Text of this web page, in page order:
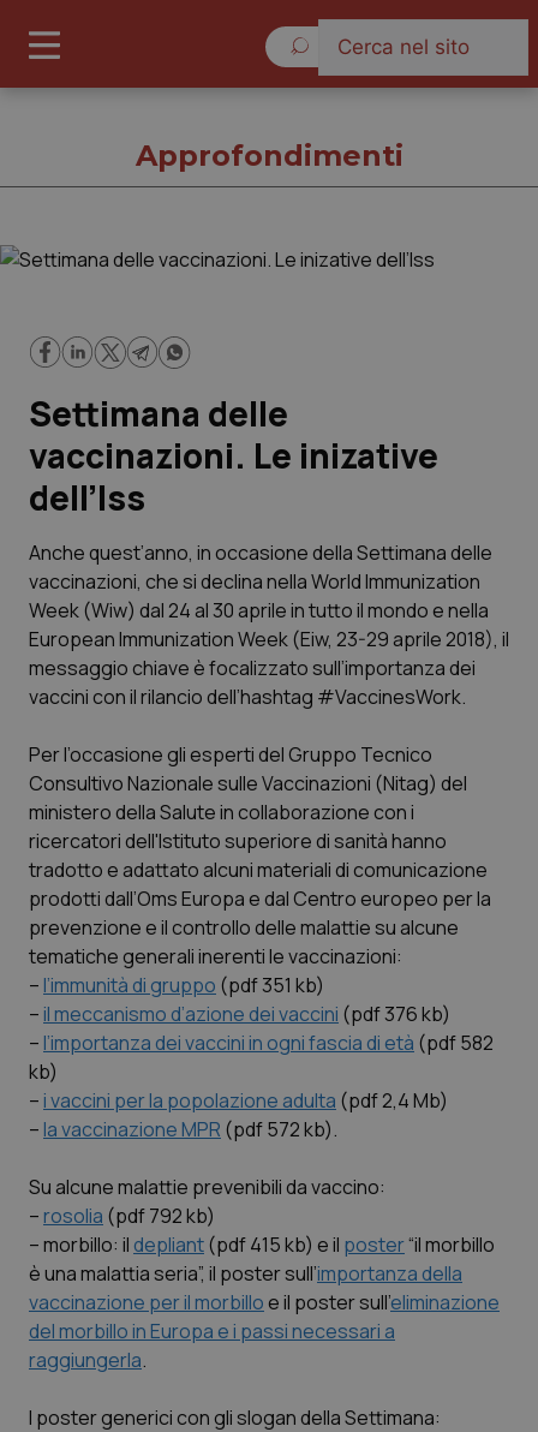
Cronache
Governo e Parlamento
Regioni e Asl
Scienza e Farmaci
Studi e Analisi
Edizioni Regionali
QS Pro
Professionisti Sanitari.AI
Abruzzo
Basilicata
Calabria
Emilia-Romagna
Friuli Venezia Giulia
Lazio
Liguria
QS Pro Gold
Artrite & artrosi
Asma & BPCO
Colesterolo & coronaropatie
Dermatite Atopica
Diabete & glucometri
Disturbi dell’umore
QS Club Newsletter
Approfondimenti
Settimana delle
vaccinazioni. Le inizative
dell’Iss
Anche quest’anno, in occasione della Settimana delle
vaccinazioni, che si declina nella World Immunization
Week (Wiw) dal 24 al 30 aprile in tutto il mondo e nella
European Immunization Week (Eiw, 23-29 aprile 2018), il
messaggio chiave è focalizzato sull’importanza dei
vaccini con il rilancio dell’hashtag #VaccinesWork.
Per l’occasione gli esperti del Gruppo Tecnico
Consultivo Nazionale sulle Vaccinazioni (Nitag) del
ministero della Salute in collaborazione con i
ricercatori dell'Istituto superiore di sanità hanno
tradotto e adattato alcuni materiali di comunicazione
prodotti dall’Oms Europa e dal Centro europeo per la
prevenzione e il controllo delle malattie su alcune
tematiche generali inerenti le vaccinazioni:
–l’immunità di gruppo (pdf 351 kb)
–il meccanismo d’azione dei vaccini (pdf 376 kb)
–l’importanza dei vaccini in ogni fascia di età (pdf 582
kb)
–i vaccini per la popolazione adulta (pdf 2,4 Mb)
–la vaccinazione MPR (pdf 572 kb).
Su alcune malattie prevenibili da vaccino:
–rosolia (pdf 792 kb)
– morbillo: il depliant(pdf 415 kb) e il poster“il morbillo
è una malattia seria”, il poster sull’importanza della
vaccinazione per il morbilloe il poster sull’eliminazione
del morbillo in Europa e i passi necessari a
raggiungerla.
I poster generici con gli slogan della Settimana: